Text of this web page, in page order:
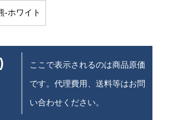
-ホワイト
ここで表示されるのは商品原価
です。代理費用、送料等はお問
い合わせください。